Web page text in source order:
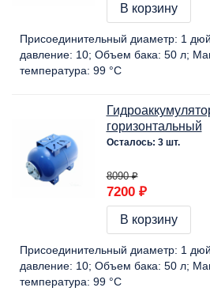
В корзину
Присоединительный диаметр: 1
давление: 10 Объем бака: 50 л
температура: 99 °C
горизонтальный
Осталось: 3 шт.
8090 ₽
7200 ₽
В корзину
Присоединительный диаметр: 1
давление: 10 Объем бака: 50 л
температура: 99 °C